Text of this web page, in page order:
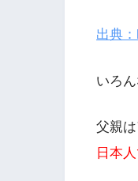
出典
いろ
父親
日本